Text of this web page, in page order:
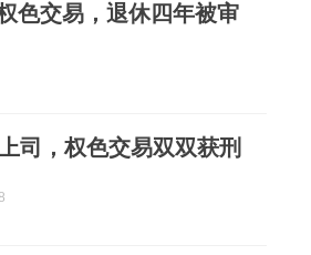
色交易，退休四年被审
司，权色交易双双获刑